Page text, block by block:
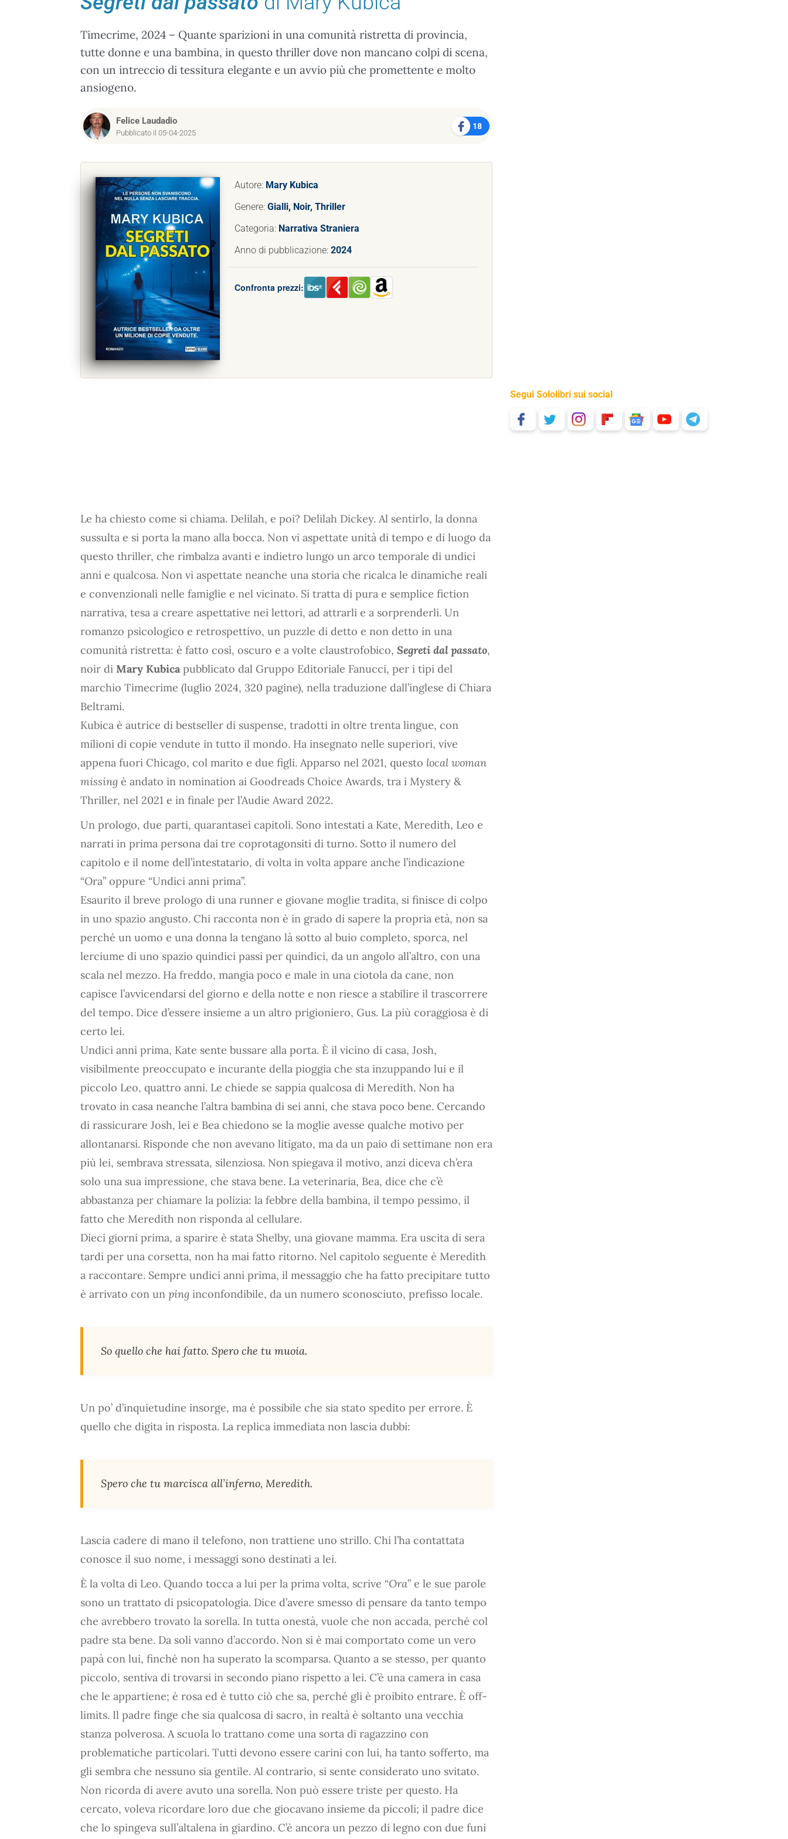
Timecrime, 2024 – Quante sparizioni in una comunità ristretta di provincia,
tutte donne e una bambina, in questo thriller dove non mancano colpi di scena,
con un intreccio di tessitura elegante e un avvio più che promettente e molto
ansiogeno.
Felice Laudadio
Pubblicato il 05-04-2025
18
Autore: Mary Kubica
Genere: Gialli, Noir, Thriller
Categoria: Narrativa Straniera
Anno di pubblicazione: 2024
Confronta prezzi:
Le ha chiesto come si chiama. Delilah, e poi? Delilah Dickey. Al sentirlo, la donna
sussulta e si porta la mano alla bocca. Non vi aspettate unità di tempo e di luogo da
questo thriller, che rimbalza avanti e indietro lungo un arco temporale di undici
anni e qualcosa. Non vi aspettate neanche una storia che ricalca le dinamiche reali
e convenzionali nelle famiglie e nel vicinato. Si tratta di pura e semplice fiction
narrativa, tesa a creare aspettative nei lettori, ad attrarli e a sorprenderli. Un
romanzo psicologico e retrospettivo, un puzzle di detto e non detto in una
comunità ristretta: è fatto così, oscuro e a volte claustrofobico, Segreti dal passato,
noir di Mary Kubica pubblicato dal Gruppo Editoriale Fanucci, per i tipi del
marchio Timecrime (luglio 2024, 320 pagine), nella traduzione dall’inglese di Chiara
Beltrami.
Kubica è autrice di bestseller di suspense, tradotti in oltre trenta lingue, con
milioni di copie vendute in tutto il mondo. Ha insegnato nelle superiori, vive
appena fuori Chicago, col marito e due figli. Apparso nel 2021, questo local woman
missing è andato in nomination ai Goodreads Choice Awards, tra i Mystery &
Thriller, nel 2021 e in finale per l’Audie Award 2022.
Un prologo, due parti, quarantasei capitoli. Sono intestati a Kate, Meredith, Leo e
narrati in prima persona dai tre coprotagonsiti di turno. Sotto il numero del
capitolo e il nome dell’intestatario, di volta in volta appare anche l’indicazione
“Ora” oppure “Undici anni prima”.
Esaurito il breve prologo di una runner e giovane moglie tradita, si finisce di colpo
in uno spazio angusto. Chi racconta non è in grado di sapere la propria età, non sa
perché un uomo e una donna la tengano là sotto al buio completo, sporca, nel
lerciume di uno spazio quindici passi per quindici, da un angolo all’altro, con una
scala nel mezzo. Ha freddo, mangia poco e male in una ciotola da cane, non
capisce l’avvicendarsi del giorno e della notte e non riesce a stabilire il trascorrere
del tempo. Dice d’essere insieme a un altro prigioniero, Gus. La più coraggiosa è di
certo lei.
Undici anni prima, Kate sente bussare alla porta. È il vicino di casa, Josh,
visibilmente preoccupato e incurante della pioggia che sta inzuppando lui e il
piccolo Leo, quattro anni. Le chiede se sappia qualcosa di Meredith. Non ha
trovato in casa neanche l’altra bambina di sei anni, che stava poco bene. Cercando
di rassicurare Josh, lei e Bea chiedono se la moglie avesse qualche motivo per
allontanarsi. Risponde che non avevano litigato, ma da un paio di settimane non era
più lei, sembrava stressata, silenziosa. Non spiegava il motivo, anzi diceva ch’era
solo una sua impressione, che stava bene. La veterinaria, Bea, dice che c’è
abbastanza per chiamare la polizia: la febbre della bambina, il tempo pessimo, il
fatto che Meredith non risponda al cellulare.
Dieci giorni prima, a sparire è stata Shelby, una giovane mamma. Era uscita di sera
tardi per una corsetta, non ha mai fatto ritorno. Nel capitolo seguente è Meredith
a raccontare. Sempre undici anni prima, il messaggio che ha fatto precipitare tutto
è arrivato con un ping inconfondibile, da un numero sconosciuto, prefisso locale.
So quello che hai fatto. Spero che tu muoia.
Un po’ d’inquietudine insorge, ma è possibile che sia stato spedito per errore. È
quello che digita in risposta. La replica immediata non lascia dubbi:
Spero che tu marcisca all’inferno, Meredith.
Lascia cadere di mano il telefono, non trattiene uno strillo. Chi l’ha contattata
conosce il suo nome, i messaggi sono destinati a lei.
È la volta di Leo. Quando tocca a lui per la prima volta, scrive “Ora” e le sue parole
sono un trattato di psicopatologia. Dice d’avere smesso di pensare da tanto tempo
che avrebbero trovato la sorella. In tutta onestà, vuole che non accada, perché col
padre sta bene. Da soli vanno d’accordo. Non si è mai comportato come un vero
papà con lui, finché non ha superato la scomparsa. Quanto a se stesso, per quanto
piccolo, sentiva di trovarsi in secondo piano rispetto a lei. C’è una camera in casa
che le appartiene; è rosa ed è tutto ciò che sa, perché gli è proibito entrare. È off-
limits. Il padre finge che sia qualcosa di sacro, in realtà è soltanto una vecchia
stanza polverosa. A scuola lo trattano come una sorta di ragazzino con
problematiche particolari. Tutti devono essere carini con lui, ha tanto sofferto, ma
gli sembra che nessuno sia gentile. Al contrario, si sente considerato uno svitato.
Non ricorda di avere avuto una sorella. Non può essere triste per questo. Ha
cercato, voleva ricordare loro due che giocavano insieme da piccoli; il padre dice
che lo spingeva sull’altalena in giardino. C’è ancora un pezzo di legno con due funi
Segui Sololibri sui social